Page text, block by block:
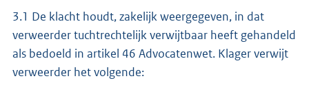
3.1 De klacht houdt, zakelijk weergegeven, in dat
verweerder tuchtrechtelijk verwijtbaar heeft gehandeld
als bedoeld in artikel 46 Advocatenwet. Klager verwijt
verweerder het volgende: